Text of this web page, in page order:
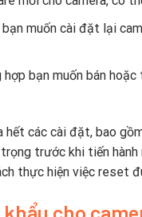
muốn cài đặt lại
bạn muốn bán
các cài đặt, bao
trước khi tiến
thực hiện việc reset
cho